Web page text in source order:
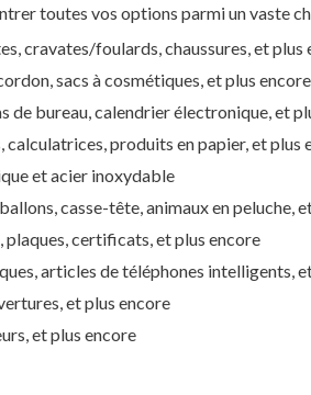
toutes vos options parmi un vaste
cravates/foulards, chaussures, et plus
sacs à cosmétiques, et plus encore
de bureau, calendrier électronique, et
calculatrices, produits en papier, et plus
et acier inoxydable
casse-tête, animaux en peluche,
certificats, et plus encore
articles de téléphones intelligents,
et plus encore
et plus encore